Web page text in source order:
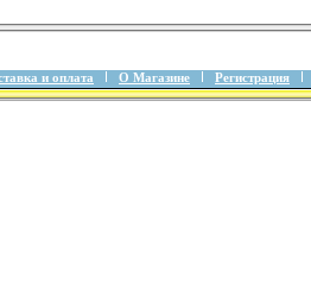
и оплата О Магазине Регистрация